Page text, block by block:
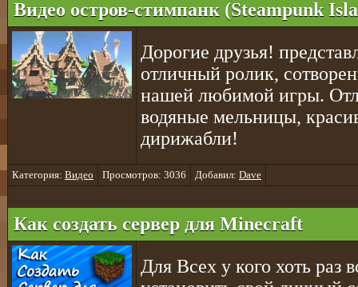
Видео остров-стимпанк (Steampunk
Дорогие друзья!
отличный ролик,
нашей любимой игры.
водяные мельницы,
дирижабли!
Категория: Видео Просмотров: 3036 Добавил: Dave
Как создать сервер для Minecraft
Для Всех у кого хоть раз